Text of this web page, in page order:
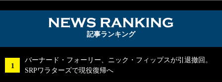
記事ランキング
バーナード・フォーリー、ニック・フィップスが引退撤回。
SRPワラターズで現役復帰へ